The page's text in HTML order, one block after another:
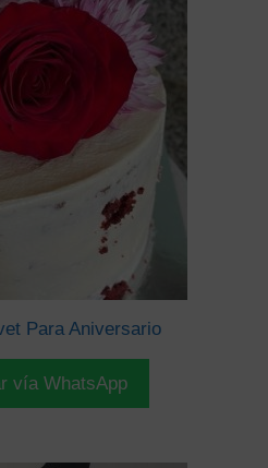
Para Aniversario
vía WhatsApp